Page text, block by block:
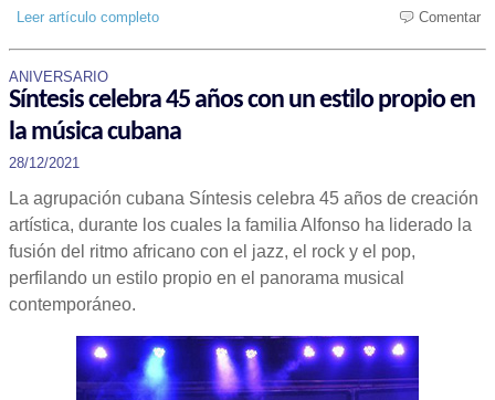
Leer artículo completo Comentar
ANIVERSARIO
Síntesis celebra 45 años con un estilo propio en
la música cubana
28/12/2021
La agrupación cubana Síntesis celebra 45 años de creación
artística, durante los cuales la familia Alfonso ha liderado la
fusión del ritmo africano con el jazz, el rock y el pop,
perfilando un estilo propio en el panorama musical
contemporáneo.